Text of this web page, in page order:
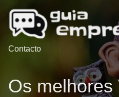
Contacto
Os melhores